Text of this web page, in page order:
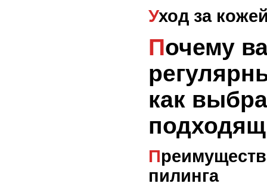
Уход за
Почему важно делать
как
Преимущества регулярного
пилинга